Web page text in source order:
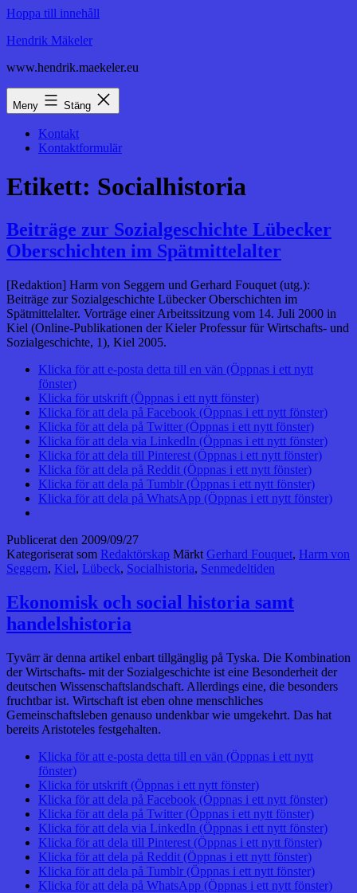
Hoppa till innehåll
Hendrik Mäkeler
www.hendrik.maekeler.eu
Meny Stäng
Kontakt
Kontaktformulär
Etikett: Socialhistoria
Beiträge zur Sozialgeschichte Lübecker
Oberschichten im Spätmittelalter
[Redaktion] Harm von Seggern und Gerhard Fouquet (utg.):
Beiträge zur Sozialgeschichte Lübecker Oberschichten im
Spätmittelalter. Vorträge einer Arbeitssitzung vom 14. Juli 2000 in
Kiel (Online-Publikationen der Kieler Professur für Wirtschafts- und
Sozialgeschichte, 1), Kiel 2005.
Klicka för att e-posta detta till en vän (Öppnas i ett nytt
fönster)
Klicka för utskrift (Öppnas i ett nytt fönster)
Klicka för att dela på Facebook (Öppnas i ett nytt fönster)
Klicka för att dela på Twitter (Öppnas i ett nytt fönster)
Klicka för att dela via LinkedIn (Öppnas i ett nytt fönster)
Klicka för att dela till Pinterest (Öppnas i ett nytt fönster)
Klicka för att dela på Reddit (Öppnas i ett nytt fönster)
Klicka för att dela på Tumblr (Öppnas i ett nytt fönster)
Klicka för att dela på WhatsApp (Öppnas i ett nytt fönster)
Publicerat den 2009/09/27
Kategoriserat som Redaktörskap Märkt Gerhard Fouquet, Harm von
Seggern, Kiel, Lübeck, Socialhistoria, Senmedeltiden
Ekonomisk och social historia samt
handelshistoria
Tyvärr är denna artikel enbart tillgänglig på Tyska. Die Kombination
der Wirtschafts- mit der Sozialgeschichte ist eine Besonderheit der
deutschen Wissenschaftslandschaft. Allerdings eine, die besonders
fruchtbar ist. Wirtschaft ist eben ohne menschliches
Gemeinschaftsleben genauso undenkbar wie umgekehrt. Das hat
bereits Aristoteles festgehalten.
Klicka för att e-posta detta till en vän (Öppnas i ett nytt
fönster)
Klicka för utskrift (Öppnas i ett nytt fönster)
Klicka för att dela på Facebook (Öppnas i ett nytt fönster)
Klicka för att dela på Twitter (Öppnas i ett nytt fönster)
Klicka för att dela via LinkedIn (Öppnas i ett nytt fönster)
Klicka för att dela till Pinterest (Öppnas i ett nytt fönster)
Klicka för att dela på Reddit (Öppnas i ett nytt fönster)
Klicka för att dela på Tumblr (Öppnas i ett nytt fönster)
Klicka för att dela på WhatsApp (Öppnas i ett nytt fönster)